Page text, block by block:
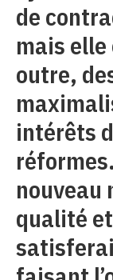
de
mais
outre,
intérêts
nouveau
qualité